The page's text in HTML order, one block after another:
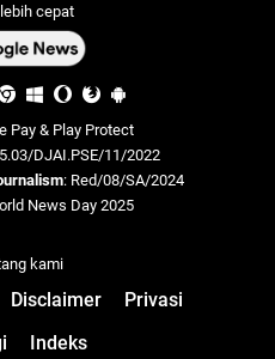
cepat
Pay & Play Protect
DJAI.PSE/11/2022
: Red/08/SA/2024
News Day 2025
kami
Disclaimer
Privasi
Indeks